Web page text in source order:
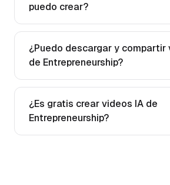
puedo crear?
¿Puedo descargar y compartir
de Entrepreneurship?
¿Es gratis crear videos IA de
Entrepreneurship?